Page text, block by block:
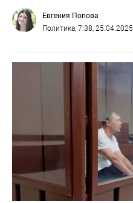
Евгения Попова
Политика, 7:38, 25.04.2025